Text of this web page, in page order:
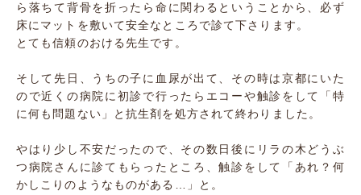
ら落ちて背骨を折ったら命に関わるということから、必ず
床にマットを敷いて安全なところで診て下さります。
とても信頼のおける先生です。
そして先日、うちの子に血尿が出て、その時は京都にいた
ので近くの病院に初診で行ったらエコーや触診をして「特
に何も問題ない」と抗生剤を処方されて終わりました。
やはり少し不安だったので、その数日後にリラの木どうぶ
つ病院さんに診てもらったところ、触診をして「あれ？何
かしこりのようなものがある…」と。